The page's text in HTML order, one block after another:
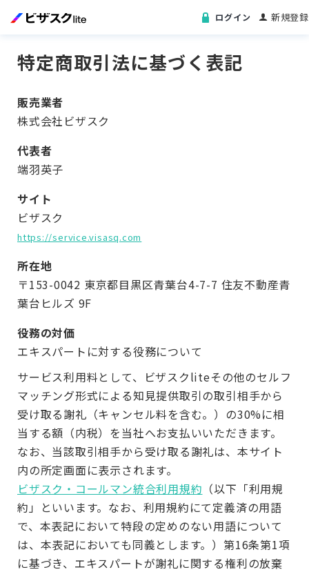
ログイン 新規登録
特定商取引法に基づく表記
販売業者
株式会社ビザスク
代表者
端羽英子
サイト
ビザスク
https://service.visasq.com
所在地
〒153-0042 東京都目黒区青葉台4-7-7 住友不動産青
葉台ヒルズ 9F
役務の対価
エキスパートに対する役務について
サービス利用料として、ビザスクliteその他のセルフ
マッチング形式による知見提供取引の取引相手から
受け取る謝礼（キャンセル料を含む。）の30%に相
当する額（内税）を当社へお支払いいただきます。
なお、当該取引相手から受け取る謝礼は、本サイト
内の所定画面に表示されます。
ビザスク・コールマン統合利用規約 （以下「利用規
約」といいます。なお、利用規約にて定義済の用語
で、本表記において特段の定めのない用語について
は、本表記においても同義とします。）第16条第1項
に基づき、エキスパートが謝礼に関する権利の放棄